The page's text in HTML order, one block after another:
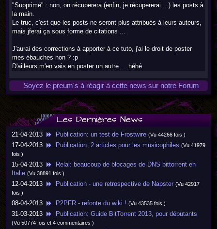
"Supprimé" : non, on récuperera (enfin, je récupererai ...) les posts à
la main.
Le truc, c'est que les posts ne seront plus attribués à leurs auteurs,
mais jferai ça sous forme de citations ...
J'aurai des corrections à apporter à ce tuto, j'ai le droit de poster
mes ébauches non ? :p
D'ailleurs m'en vais en poster un autre ... héhé
Soyez le preum's à réagir à cette news sur notre Forum
Les Dernières News
21-04-2013 Publication: un test de Frostwire (Vu 44266 fois )
17-04-2013 Publication: 2 articles pour les musicophiles (Vu 41979
fois )
15-04-2013
Relai: beaucoup de blocages de DNS bittorrent en
Italie (Vu 38891 fois )
12-04-2013 Publication - une retrospective de Napster (Vu 42917
fois )
08-04-2013 P2PFR - refonte du wiki ! (Vu 43535 fois )
31-03-2013 Publication: Guide BitTorrent 2013, pour débutants
(Vu 50774 fois et 4 commentaires )